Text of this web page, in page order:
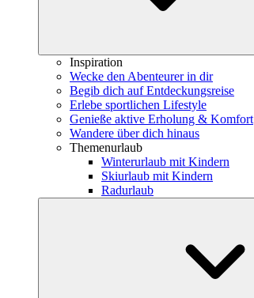
Inspiration
Wecke den Abenteurer in dir
Begib dich auf Entdeckungsreise
Erlebe sportlichen Lifestyle
Genieße aktive Erholung & Komfort
Wandere über dich hinaus
Themenurlaub
Winterurlaub mit Kindern
Skiurlaub mit Kindern
Radurlaub